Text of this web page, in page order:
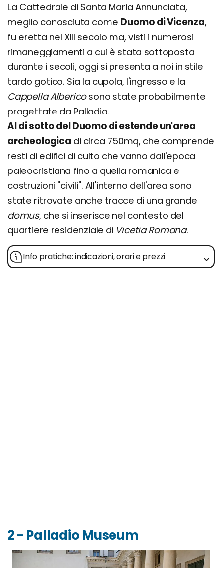
La Cattedrale di Santa Maria Annunciata,
meglio conosciuta come Duomo di Vicenza,
fu eretta nel XIII secolo ma, visti i numerosi
rimaneggiamenti a cui è stata sottoposta
durante i secoli, oggi si presenta a noi in stile
tardo gotico. Sia la cupola, l'ingresso e la
Cappella Albericosono state probabilmente
progettate da Palladio.
Al di sotto del Duomo di estende un'area
archeologica di circa 750mq, che comprende
resti di edifici di culto che vanno dall'epoca
paleocristiana fino a quella romanica e
costruzioni "civili". All'interno dell'area sono
state ritrovate anche tracce di una grande
domus, che si inserisce nel contesto del
quartiere residenziale di Vicetia Romana.
Info pratiche: indicazioni, orari e prezzi
2 - Palladio Museum